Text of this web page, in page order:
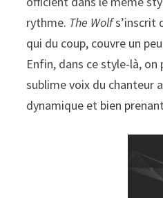
rythme. The Wolfs’inscrit
qui du coup, couvre un
Enfin, dans ce style-là,
sublime voix du chanteur
dynamique et bien